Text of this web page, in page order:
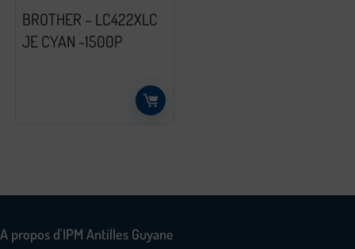
BROTHER – LC422XLC
JE CYAN -1500P
A propos d'IPM Antilles Guyane